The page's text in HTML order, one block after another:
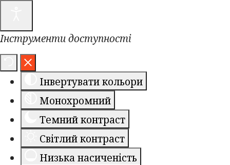
Інструменти доступності
Інвертувати кольори
Монохромний
Темний контраст
Світлий контраст
Низька насиченість